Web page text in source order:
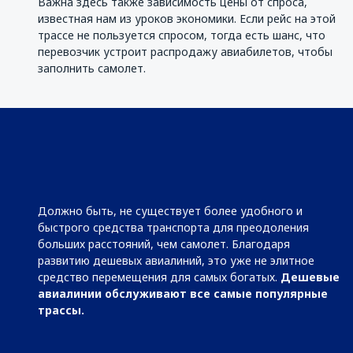
известная нам из уроков экономики. Если рейс на этой
трассе не пользуется спросом, тогда есть шанс, что
перевозчик устроит распродажу авиабилетов, чтобы
заполнить самолет.
Должно быть, не существует более удобного и
быстрого средства транспорта для преодоления
больших расстояний, чем самолет. Благодаря
развитию дешевых авиалиний, это уже не элитное
средство перемещения для самых богатых. Дешевые
авиалинии обслуживают все самые популярные
трассы.